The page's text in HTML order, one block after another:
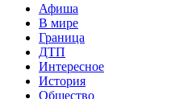
Афиша
В мире
Граница
ДТП
Интересное
История
Общество